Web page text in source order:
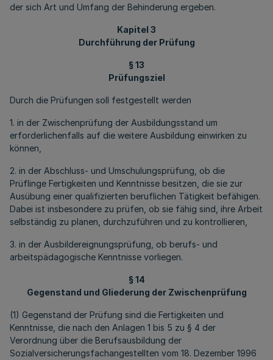
der sich Art und Umfang der Behinderung ergeben.
Kapitel 3
Durchführung der Prüfung
§ 13
Prüfungsziel
Durch die Prüfungen soll festgestellt werden
1. in der Zwischenprüfung der Ausbildungsstand um
erforderlichenfalls auf die weitere Ausbildung einwirken zu
können,
2. in der Abschluss- und Umschulungsprüfung, ob die
Prüflinge Fertigkeiten und Kenntnisse besitzen, die sie zur
Ausübung einer qualifizierten beruflichen Tätigkeit befähigen.
Dabei ist insbesondere zu prüfen, ob sie fähig sind, ihre Arbeit
selbständig zu planen, durchzuführen und zu kontrollieren,
3. in der Ausbildereignungsprüfung, ob berufs- und
arbeitspädagogische Kenntnisse vorliegen.
§ 14
Gegenstand und Gliederung der Zwischenprüfung
(1) Gegenstand der Prüfung sind die Fertigkeiten und
Kenntnisse, die nach den Anlagen 1 bis 5 zu § 4 der
Verordnung über die Berufsausbildung der
Sozialversicherungsfachangestellten vom 18. Dezember 1996